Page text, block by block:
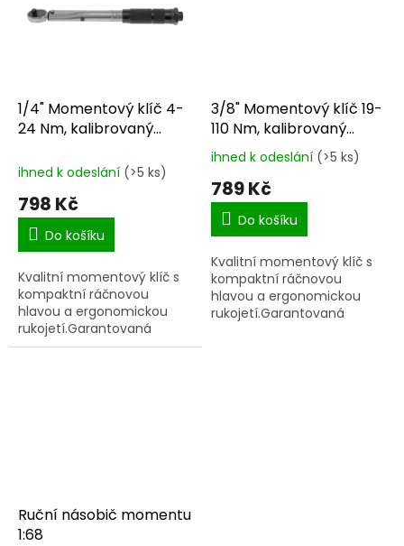
1/4" Momentový klíč 4-
24 Nm, kalibrovaný
ihned k odeslání (>5 ks)
798 Kč
Do košíku
Kvalitní momentový klíč s
kompaktní ráčnovou
hlavou a ergonomickou
rukojetí.Garantovaná
přesnost certifikátem na
3/8" Momentový klíč 19-
110 Nm, kalibrovaný
T39905
Průměrné
hodnocení
produktu
5,0
5
hvězdiček.
ihned k odeslání (>5 ks)
789 Kč
Do košíku
Kvalitní momentový klíč s
kompaktní ráčnovou
hlavou a ergonomickou
rukojetí.Garantovaná
Ruční násobič momentu
1:68